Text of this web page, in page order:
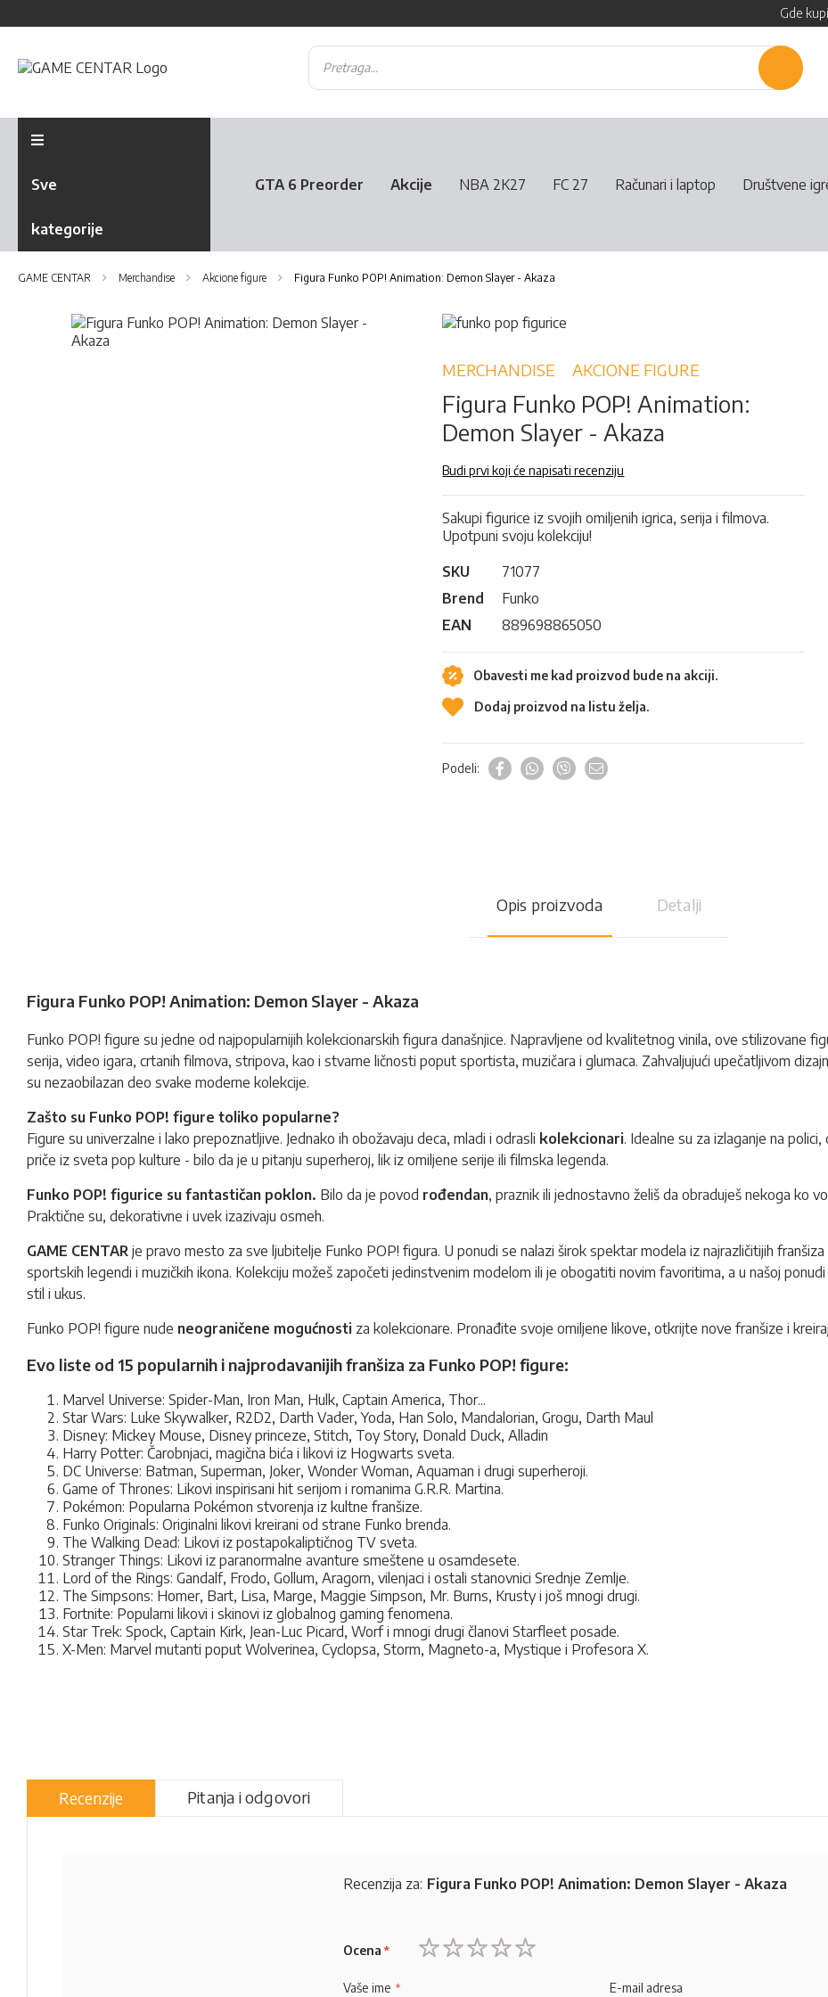
Gde
Sve
kategorije
GTA 6 Preorder Akcije NBA 2K27 FC 27 Računari i laptop Društvene
GAME CENTAR Merchandise Akcione figure Figura Funko POP! Animation: Demon Slayer - Akaza
Skip
to
MERCHANDISE AKCIONE FIGURE
Figura Funko POP! Animation:
Demon Slayer - Akaza
Budi prvi koji će napisati recenziju
Sakupi figurice iz svojih omiljenih igrica, serija i filmova.
Upotpuni svoju kolekciju!
SKU
71077
Brend
Funko
EAN
889698865050
Obavesti me kad proizvod bude na akciji.
Dodaj proizvod na listu želja.
Podeli:
Opis proizvoda Detalji
Figura Funko POP! Animation: Demon Slayer - Akaza
Funko POP! figure su jedne od najpopularnijih kolekcionarskih figura današnjice. Napravljene od kvalitetnog vinila, ove stilizovane
serija, video igara, crtanih filmova, stripova, kao i stvarne ličnosti poput sportista, muzičara i glumaca. Zahvaljujući upečatljivom
su nezaobilazan deo svake moderne kolekcije.
Zašto su Funko POP! figure toliko popularne?
Figure su univerzalne i lako prepoznatljive. Jednako ih obožavaju deca, mladi i odrasli kolekcionari. Idealne su za izlaganje na
priče iz sveta pop kulture - bilo da je u pitanju superheroj, lik iz omiljene serije ili filmska legenda.
Funko POP! figurice su fantastičan poklon. Bilo da je povod rođendan, praznik ili jednostavno želiš da obraduješ nekoga ko
Praktične su, dekorativne i uvek izazivaju osmeh.
GAME CENTAR je pravo mesto za sve ljubitelje Funko POP! figura. U ponudi se nalazi širok spektar modela iz najrazličitijih
sportskih legendi i muzičkih ikona. Kolekciju možeš započeti jedinstvenim modelom ili je obogatiti novim favoritima, a u našoj
stil i ukus.
Funko POP! figure nude neograničene mogućnosti za kolekcionare. Pronađite svoje omiljene likove, otkrijte nove franšize i
Evo liste od 15 popularnih i najprodavanijih franšiza za Funko POP! figure:
Marvel Universe: Spider-Man, Iron Man, Hulk, Captain America, Thor...
Star Wars: Luke Skywalker, R2D2, Darth Vader, Yoda, Han Solo, Mandalorian, Grogu, Darth Maul
Disney: Mickey Mouse, Disney princeze, Stitch, Toy Story, Donald Duck, Alladin
Harry Potter: Čarobnjaci, magična bića i likovi iz Hogwarts sveta.
DC Universe: Batman, Superman, Joker, Wonder Woman, Aquaman i drugi superheroji.
Game of Thrones: Likovi inspirisani hit serijom i romanima G.R.R. Martina.
Pokémon: Popularna Pokémon stvorenja iz kultne franšize.
Funko Originals: Originalni likovi kreirani od strane Funko brenda.
The Walking Dead: Likovi iz postapokaliptičnog TV sveta.
Stranger Things: Likovi iz paranormalne avanture smeštene u osamdesete.
Lord of the Rings: Gandalf, Frodo, Gollum, Aragorn, vilenjaci i ostali stanovnici Srednje Zemlje.
The Simpsons: Homer, Bart, Lisa, Marge, Maggie Simpson, Mr. Burns, Krusty i još mnogi drugi.
Fortnite: Popularni likovi i skinovi iz globalnog gaming fenomena.
Star Trek: Spock, Captain Kirk, Jean-Luc Picard, Worf i mnogi drugi članovi Starfleet posade.
X-Men: Marvel mutanti poput Wolverinea, Cyclopsa, Storm, Magneto-a, Mystique i Profesora X.
Recenzije Pitanja i odgovori
Recenzija za: Figura Funko POP! Animation: Demon Slayer - Akaza
Ocena
Vaše ime E-mail adresa